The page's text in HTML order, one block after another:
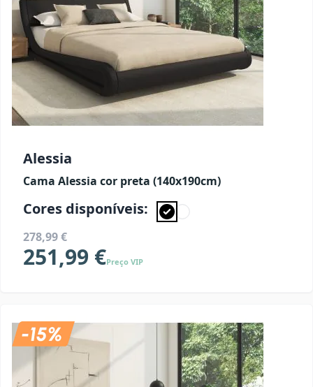
Alessia
Cama Alessia cor preta (140x190cm)
Cores disponíveis:
278,99 €
251,99 €Preço VIP